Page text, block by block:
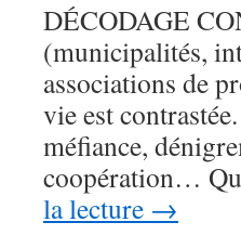
DÉCODAGE
(municipalités,
associations de
vie est
méfiance,
coopération…
la lecture →